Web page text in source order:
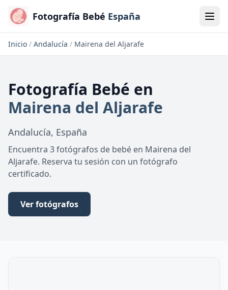
Fotografía Bebé España
Inicio / Andalucía / Mairena del Aljarafe
Fotografía Bebé en
Mairena del Aljarafe
Andalucía, España
Encuentra 3 fotógrafos de bebé en Mairena del
Aljarafe. Reserva tu sesión con un fotógrafo
certificado.
Ver fotógrafos